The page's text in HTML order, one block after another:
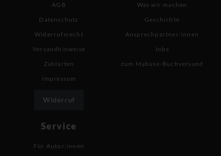
AGB
Datenschutz
Widerrufsrecht
Versandhinweise
Zahlarten
Impressum
Widerruf
Was wir machen
Geschichte
Ansprechpartner:innen
Jobs
zum Mabuse-Buchversand
Service
Für Autor:innen